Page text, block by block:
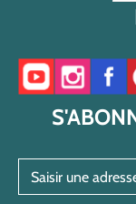
Accéder à notre
Accéder à